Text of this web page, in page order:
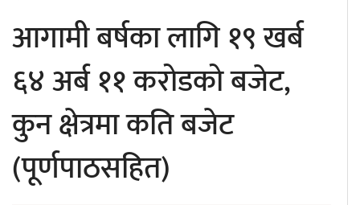
राष्ट्रिय
खेलकुद
आगामी बर्षका लागि १९ खर्ब
६४ अर्ब ११ करोडको बजेट,
कुन क्षेत्रमा कति बजेट
(पूर्णपाठसहित)